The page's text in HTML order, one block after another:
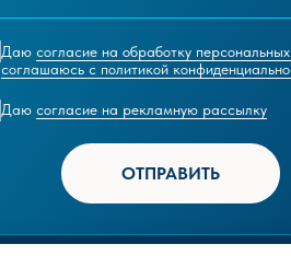
Даю согласие на обработку
соглашаюсь c политикой
Даю согласие на рекламную рассылку
ОТПРАВИТЬ